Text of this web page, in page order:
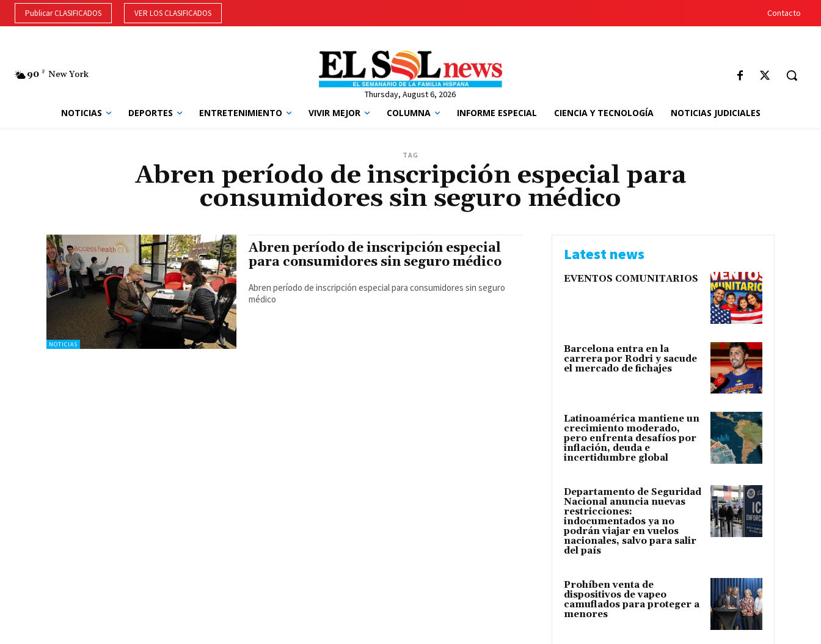
Publicar CLASIFICADOS VER LOS CLASIFICADOS Contacto
90 F New York
Thursday, August 6, 2026
NOTICIAS DEPORTES ENTRETENIMIENTO VIVIR MEJOR COLUMNA INFORME ESPECIAL CIENCIA Y TECNOLOGÍA NOTICIAS JUDICIALES
TAG
Abren período de inscripción especial para
consumidores sin seguro médico
NOTICIAS
Abren período de inscripción especial
para consumidores sin seguro médico
Abren período de inscripción especial para consumidores sin seguro
médico
Latest news
EVENTOS COMUNITARIOS
Barcelona entra en la
carrera por Rodri y sacude
el mercado de fichajes
Latinoamérica mantiene un
crecimiento moderado,
pero enfrenta desafíos por
inflación, deuda e
incertidumbre global
Departamento de Seguridad
Nacional anuncia nuevas
restricciones:
indocumentados ya no
podrán viajar en vuelos
nacionales, salvo para salir
del país
Prohíben venta de
dispositivos de vapeo
camuflados para proteger a
menores